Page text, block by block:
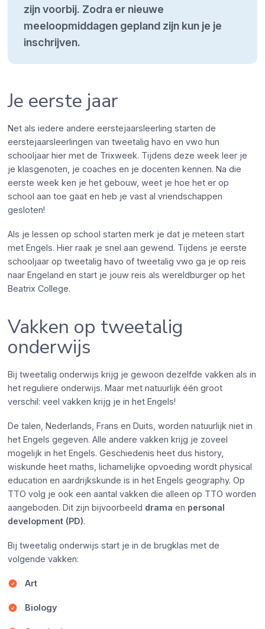
zijn voorbij. Zodra er nieuwe
meeloopmiddagen gepland zijn kun je je
inschrijven.
Je eerste jaar
Net als iedere andere eerstejaarsleerling starten de
eerstejaarsleerlingen van tweetalig havo en vwo hun
schooljaar hier met de Trixweek. Tijdens deze week leer je
je klasgenoten, je coaches en je docenten kennen. Na die
eerste week ken je het gebouw, weet je hoe het er op
school aan toe gaat en heb je vast al vriendschappen
gesloten!
Als je lessen op school starten merk je dat je meteen start
met Engels. Hier raak je snel aan gewend. Tijdens je eerste
schooljaar op tweetalig havo of tweetalig vwo ga je op reis
naar Engeland en start je jouw reis als wereldburger op het
Beatrix College.
Vakken op tweetalig
onderwijs
Bij tweetalig onderwijs krijg je gewoon dezelfde vakken als in
het reguliere onderwijs. Maar met natuurlijk één groot
verschil: veel vakken krijg je in het Engels!
De talen, Nederlands, Frans en Duits, worden natuurlijk niet in
het Engels gegeven. Alle andere vakken krijg je zoveel
mogelijk in het Engels. Geschiedenis heet dus history,
wiskunde heet maths, lichamelijke opvoeding wordt physical
education en aardrijkskunde is in het Engels geography. Op
TTO volg je ook een aantal vakken die alleen op TTO worden
aangeboden. Dit zijn bijvoorbeeld drama en personal
development (PD).
Bij tweetalig onderwijs start je in de brugklas met de
volgende vakken:
Art
Biology